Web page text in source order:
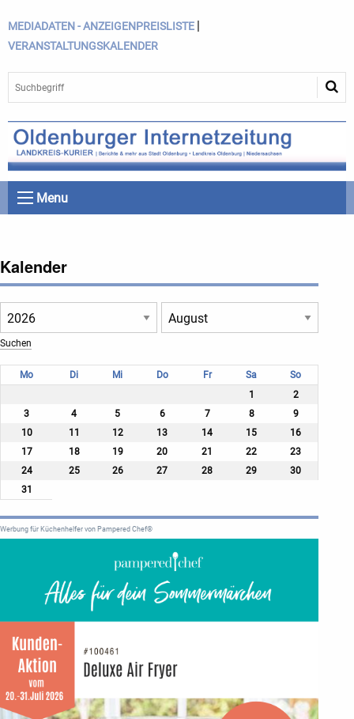
MEDIADATEN - ANZEIGENPREISLISTE |
VERANSTALTUNGSKALENDER
Menu
Kalender
Mo Di Mi Do Fr Sa
So
1
2
3
4 5 6 7 8
9
10
11 12 13 14 15
16
17
18 19 20 21 22
23
24
25 26 27 28 29
30
31
Werbung für Küchenhelfer von Pampered Chef®